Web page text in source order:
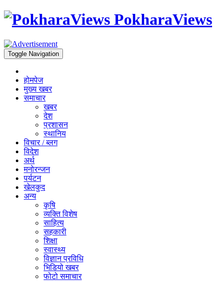
PokharaViews
Toggle Navigation
होमपेज
मुख्य खबर
समाचार
खबर
देश
प्रशासन
स्थानिय
विचार / ब्लग
विदेश
अर्थ
मनोरन्जन
पर्यटन
खेलकुद
अन्य
कृषि
व्यक्ति विशेष
साहित्य
सहकारी
शिक्षा
स्वास्थ्य
विज्ञान प्रविधि
भिडियो खबर
फोटो समाचार